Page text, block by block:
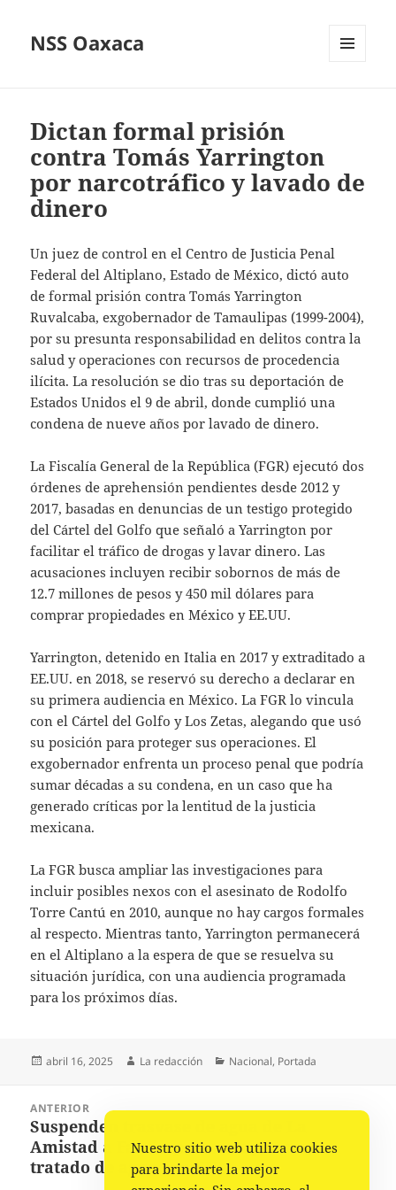
NSS Oaxaca
Dictan formal prisión
contra Tomás Yarrington
por narcotráfico y lavado de
dinero
Un juez de control en el Centro de Justicia Penal
Federal del Altiplano, Estado de México, dictó auto
de formal prisión contra Tomás Yarrington
Ruvalcaba, exgobernador de Tamaulipas (1999-2004),
por su presunta responsabilidad en delitos contra la
salud y operaciones con recursos de procedencia
ilícita. La resolución se dio tras su deportación de
Estados Unidos el 9 de abril, donde cumplió una
condena de nueve años por lavado de dinero.
La Fiscalía General de la República (FGR) ejecutó dos
órdenes de aprehensión pendientes desde 2012 y
2017, basadas en denuncias de un testigo protegido
del Cártel del Golfo que señaló a Yarrington por
facilitar el tráfico de drogas y lavar dinero. Las
acusaciones incluyen recibir sobornos de más de
12.7 millones de pesos y 450 mil dólares para
comprar propiedades en México y EE.UU.
Yarrington, detenido en Italia en 2017 y extraditado a
EE.UU. en 2018, se reservó su derecho a declarar en
su primera audiencia en México. La FGR lo vincula
con el Cártel del Golfo y Los Zetas, alegando que usó
su posición para proteger sus operaciones. El
exgobernador enfrenta un proceso penal que podría
sumar décadas a su condena, en un caso que ha
generado críticas por la lentitud de la justicia
mexicana.
La FGR busca ampliar las investigaciones para
incluir posibles nexos con el asesinato de Rodolfo
Torre Cantú en 2010, aunque no hay cargos formales
al respecto. Mientras tanto, Yarrington permanecerá
en el Altiplano a la espera de que se resuelva su
situación jurídica, con una audiencia programada
para los próximos días.
Publicado
abril 16, 2025 Autor
La redacción Categorías
Nacional, Portada
entradas
ANTERIOR
Entrada
anterior:
Suspenden trasvase de agua de La
Amistad a Falcón para cumplir con
tratado de agua con EU
Nuestro sitio web utiliza cookies
para brindarte la mejor